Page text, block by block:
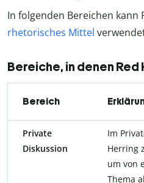
In folgenden Bereichen kann
rhetorisches Mittel
Bereiche, in denen
Bereich
Private
Diskussion
Im
Herring
um von
Thema